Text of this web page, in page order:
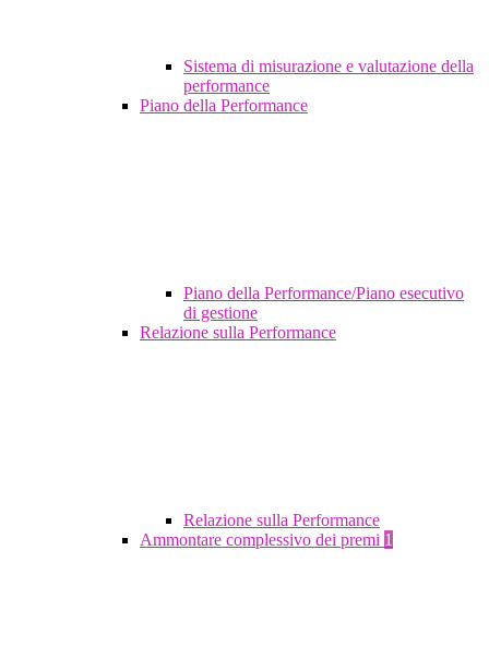
Sistema di misurazione e valutazione della
performance
Piano della Performance
Piano della Performance/Piano esecutivo
di gestione
Relazione sulla Performance
Relazione sulla Performance
Ammontare complessivo dei premi 1